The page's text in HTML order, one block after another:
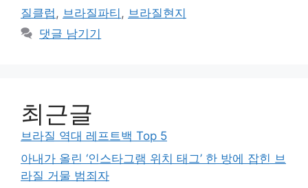
질클럽 , 브라질파티 , 브라질현지
댓글 남기기
최근글
브라질 역대 레프트백 Top 5
아내가 올린 ‘인스타그램 위치 태그’ 한 방에 잡힌 브
라질 거물 범죄자